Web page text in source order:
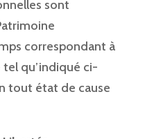
sont
correspondant à
qu’indiqué ci-
tout état de cause